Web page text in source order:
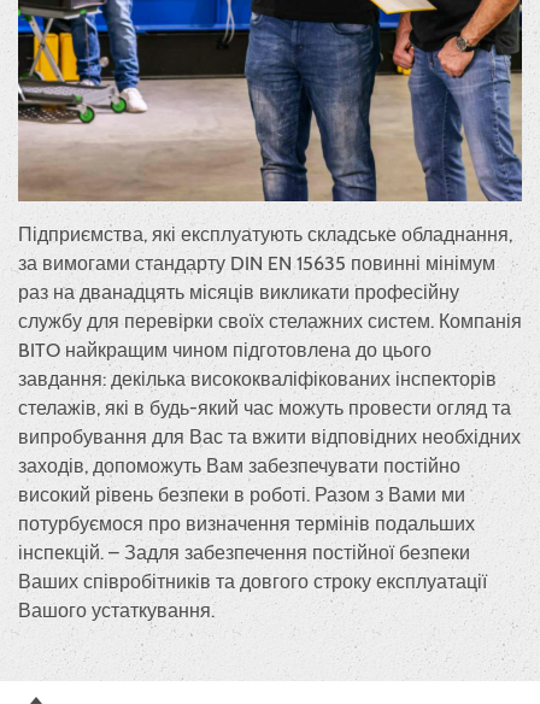
Підприємства, які експлуатують складське обладнання,
за вимогами стандарту DIN EN 15635 повинні мінімум
раз на дванадцять місяців викликати професійну
службу для перевірки своїх стелажних систем. Компанія
BITO найкращим чином підготовлена до цього
завдання: декілька висококваліфікованих інспекторів
стелажів, які в будь-який час можуть провести огляд та
випробування для Вас та вжити відповідних необхідних
заходів, допоможуть Вам забезпечувати постійно
високий рівень безпеки в роботі. Разом з Вами ми
потурбуємося про визначення термінів подальших
інспекцій. – Задля забезпечення постійної безпеки
Ваших співробітників та довгого строку експлуатації
Вашого устаткування.